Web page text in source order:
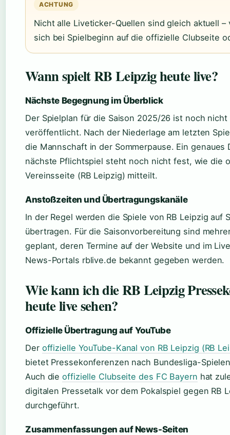
ACHTUNG
Nicht alle Liveticker-Quellen sind gleich aktuell –
sich bei Spielbeginn auf die offizielle Clubseite
Wann spielt RB Leipzig heute live?
Nächste Begegnung im Überblick
Der Spielplan für die Saison 2025/26 ist noch
veröffentlicht. Nach der Niederlage am letzten
die Mannschaft in der Sommerpause. Ein genaues
nächste Pflichtspiel steht noch nicht fest, wie die
Vereinsseite (RB Leipzig) mitteilt.
Anstoßzeiten und Übertragungskanäle
In der Regel werden die Spiele von RB Leipzig auf
übertragen. Für die Saisonvorbereitung sind
geplant, deren Termine auf der Website und im
News-Portals rblive.de bekannt gegeben werden.
Wie kann ich die RB Leipzig
heute live sehen?
Offizielle Übertragung auf YouTube
Der offizielle YouTube-Kanal von RB Leipzig (RB
bietet Pressekonferenzen nach Bundesliga-
Auch dieoffizielle Clubseite des FC Bayern hat
digitalen Pressetalk vor dem Pokalspiel gegen RB
durchgeführt.
Zusammenfassungen auf News-Seiten